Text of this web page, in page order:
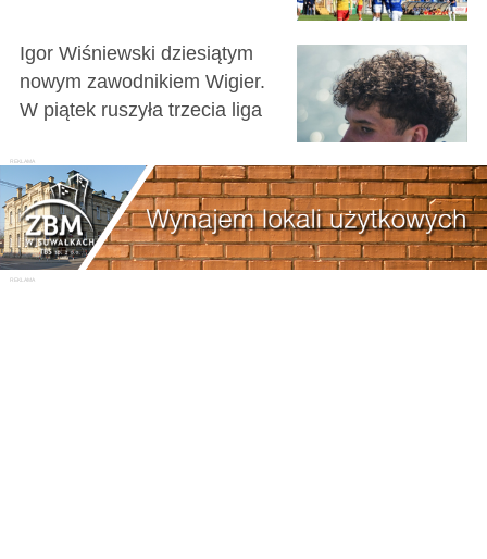
Igor Wiśniewski dziesiątym
nowym zawodnikiem Wigier.
W piątek ruszyła trzecia liga